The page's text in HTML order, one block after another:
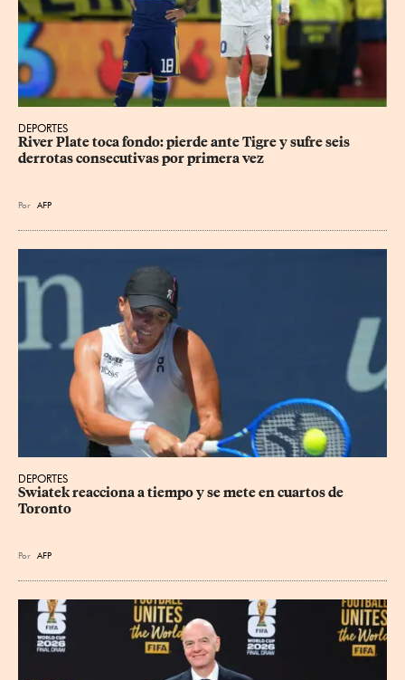
DEPORTES
River Plate toca fondo: pierde ante Tigre y sufre seis
derrotas consecutivas por primera vez
Por AFP
DEPORTES
Swiatek reacciona a tiempo y se mete en cuartos de
Toronto
Por AFP